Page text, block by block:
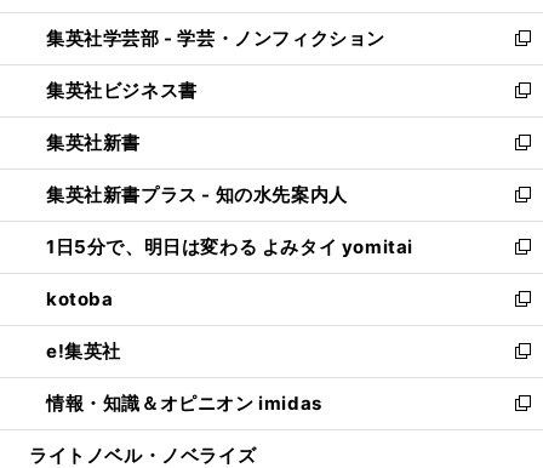
開
く
ウ
で
開
く
ン
ド
ウ
で
開
く
ウ
ィ
ン
ド
ウ
で
開
く
集英社学芸部 - 学芸・ノンフィクション
新
し
い
ウ
ィ
ン
ド
ウ
で
開
く
集英社ビジネス書
新
し
い
ウ
ィ
ン
ド
ウ
で
開
く
集英社新書
新
し
い
ウ
ィ
ン
ド
ウ
で
開
く
集英社新書プラス - 知の水先案内人
新
し
い
ウ
ィ
ン
ド
ウ
で
開
1日5分で、明日は変わる よみタイ yomitai
新
し
い
ウ
ィ
ン
ド
ウ
kotoba
新
し
い
ウ
ィ
ン
e!集英社
新
し
い
ウ
情報・知識＆オピニオン imidas
新
し
ライトノベル・ノベライズ